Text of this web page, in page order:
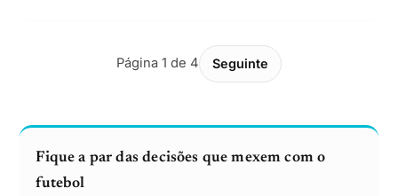
Página 1 de 4 Seguinte
Fique a par das decisões que mexem com o
futebol